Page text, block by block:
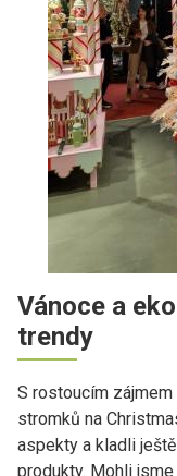
Vánoce a
trendy
S rostoucím
stromků na
aspekty a kladli
produkty. Mohli